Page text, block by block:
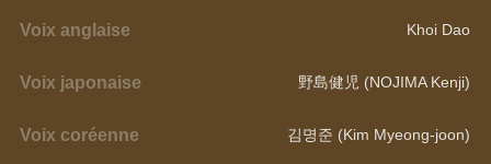
Voix anglaise Khoi Dao
Voix japonaise 野島健児 (NOJIMA Kenji)
Voix coréenne 김명준 (Kim Myeong-joon)